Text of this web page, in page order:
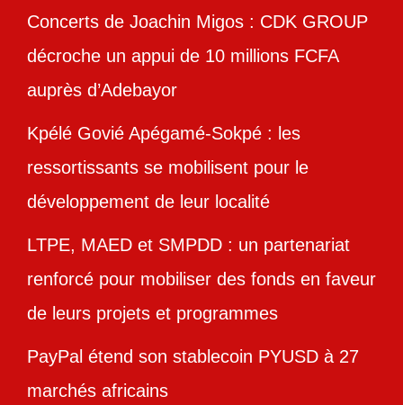
Concerts de Joachin Migos : CDK GROUP
décroche un appui de 10 millions FCFA
auprès d’Adebayor
Kpélé Govié Apégamé-Sokpé : les
ressortissants se mobilisent pour le
développement de leur localité
LTPE, MAED et SMPDD : un partenariat
renforcé pour mobiliser des fonds en faveur
de leurs projets et programmes
PayPal étend son stablecoin PYUSD à 27
marchés africains